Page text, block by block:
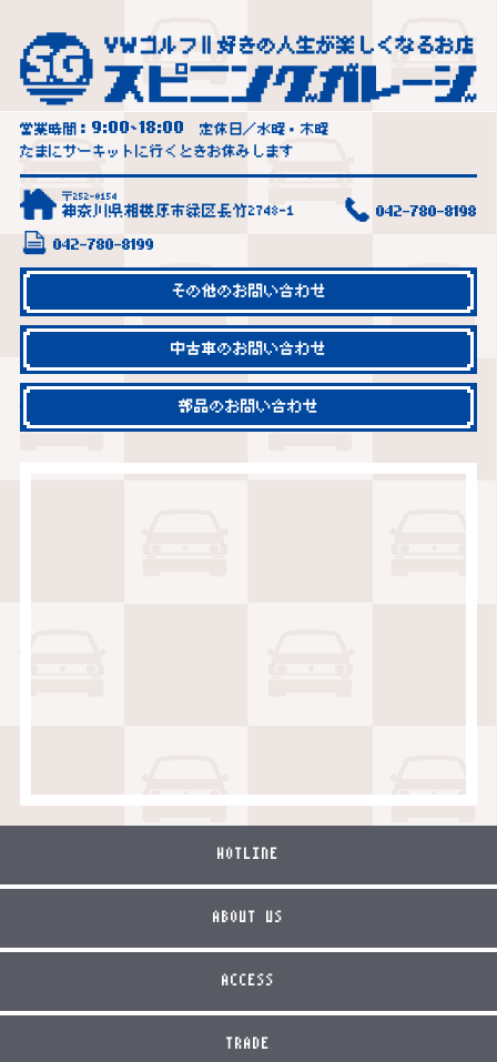
営業時間： 9:00~18:00
定休日／水曜・木曜
たまにサーキットに行くときお休みします
〒252-0154
神奈川県相模原市緑区長竹2748-1 042-780-8198
042-780-8199
その他のお問い合わせ
中古車のお問い合わせ
部品のお問い合わせ
HOTLINE
ABOUT US
ACCESS
TRADE